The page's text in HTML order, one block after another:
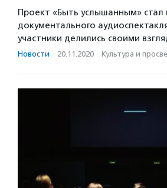
Проект «Быть услышанным» стал
документального
участники делились своими
Новости · 20.11.2020 · Культура и